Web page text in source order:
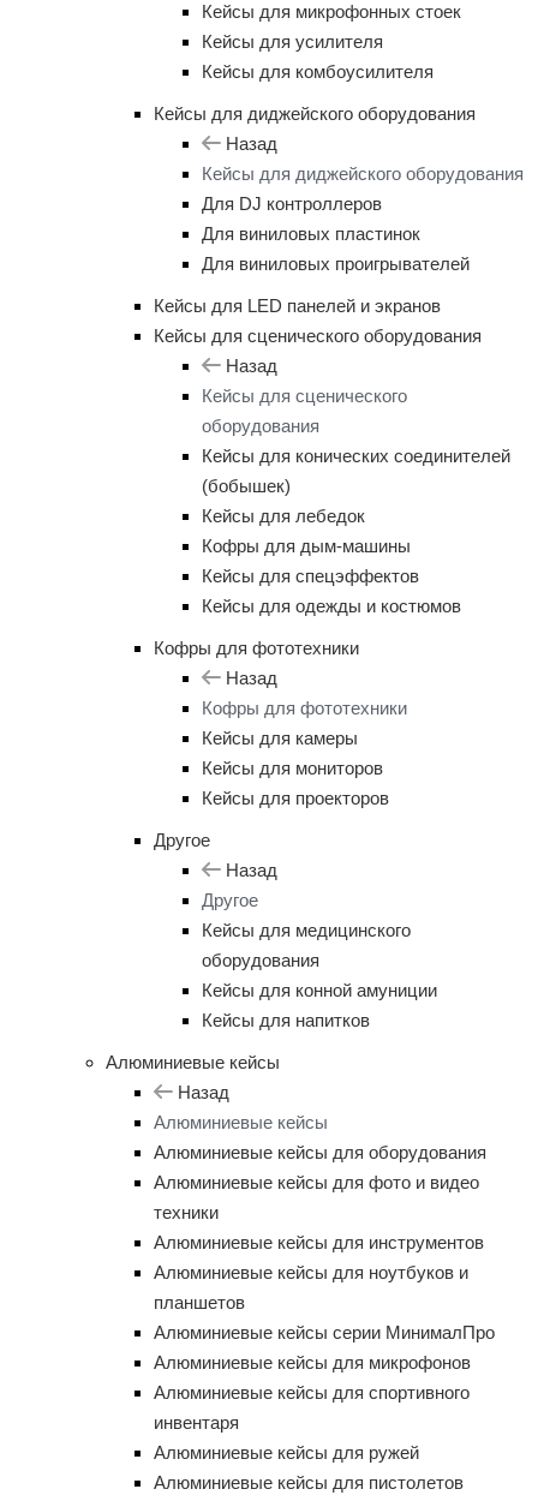
Кейсы для микрофонных стоек
Кейсы для усилителя
Кейсы для комбоусилителя
Кейсы для диджейского оборудования
Назад
Кейсы для диджейского оборудования
Для DJ контроллеров
Для виниловых пластинок
Для виниловых проигрывателей
Кейсы для LED панелей и экранов
Кейсы для сценического оборудования
Назад
Кейсы для сценического
оборудования
Кейсы для конических соединителей
(бобышек)
Кейсы для лебедок
Кофры для дым-машины
Кейсы для спецэффектов
Кейсы для одежды и костюмов
Кофры для фототехники
Назад
Кофры для фототехники
Кейсы для камеры
Кейсы для мониторов
Кейсы для проекторов
Другое
Назад
Другое
Кейсы для медицинского
оборудования
Кейсы для конной амуниции
Кейсы для напитков
Алюминиевые кейсы
Назад
Алюминиевые кейсы
Алюминиевые кейсы для оборудования
Алюминиевые кейсы для фото и видео
техники
Алюминиевые кейсы для инструментов
Алюминиевые кейсы для ноутбуков и
планшетов
Алюминиевые кейсы серии МинималПро
Алюминиевые кейсы для микрофонов
Алюминиевые кейсы для спортивного
инвентаря
Алюминиевые кейсы для ружей
Алюминиевые кейсы для пистолетов